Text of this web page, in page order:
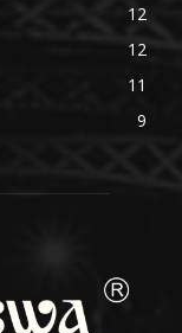
12
12
11
9